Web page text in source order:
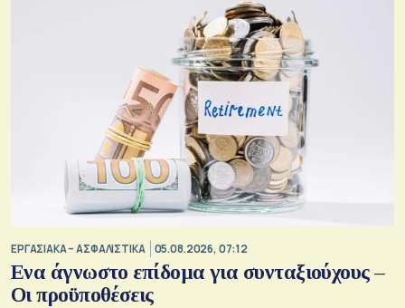
ΕΡΓΑΣΙΑΚΑ – ΑΣΦΑΛΙΣΤΙΚΑ 05.08.2026, 07:12
Ενα άγνωστο επίδομα για συνταξιούχους –
Οι προϋποθέσεις